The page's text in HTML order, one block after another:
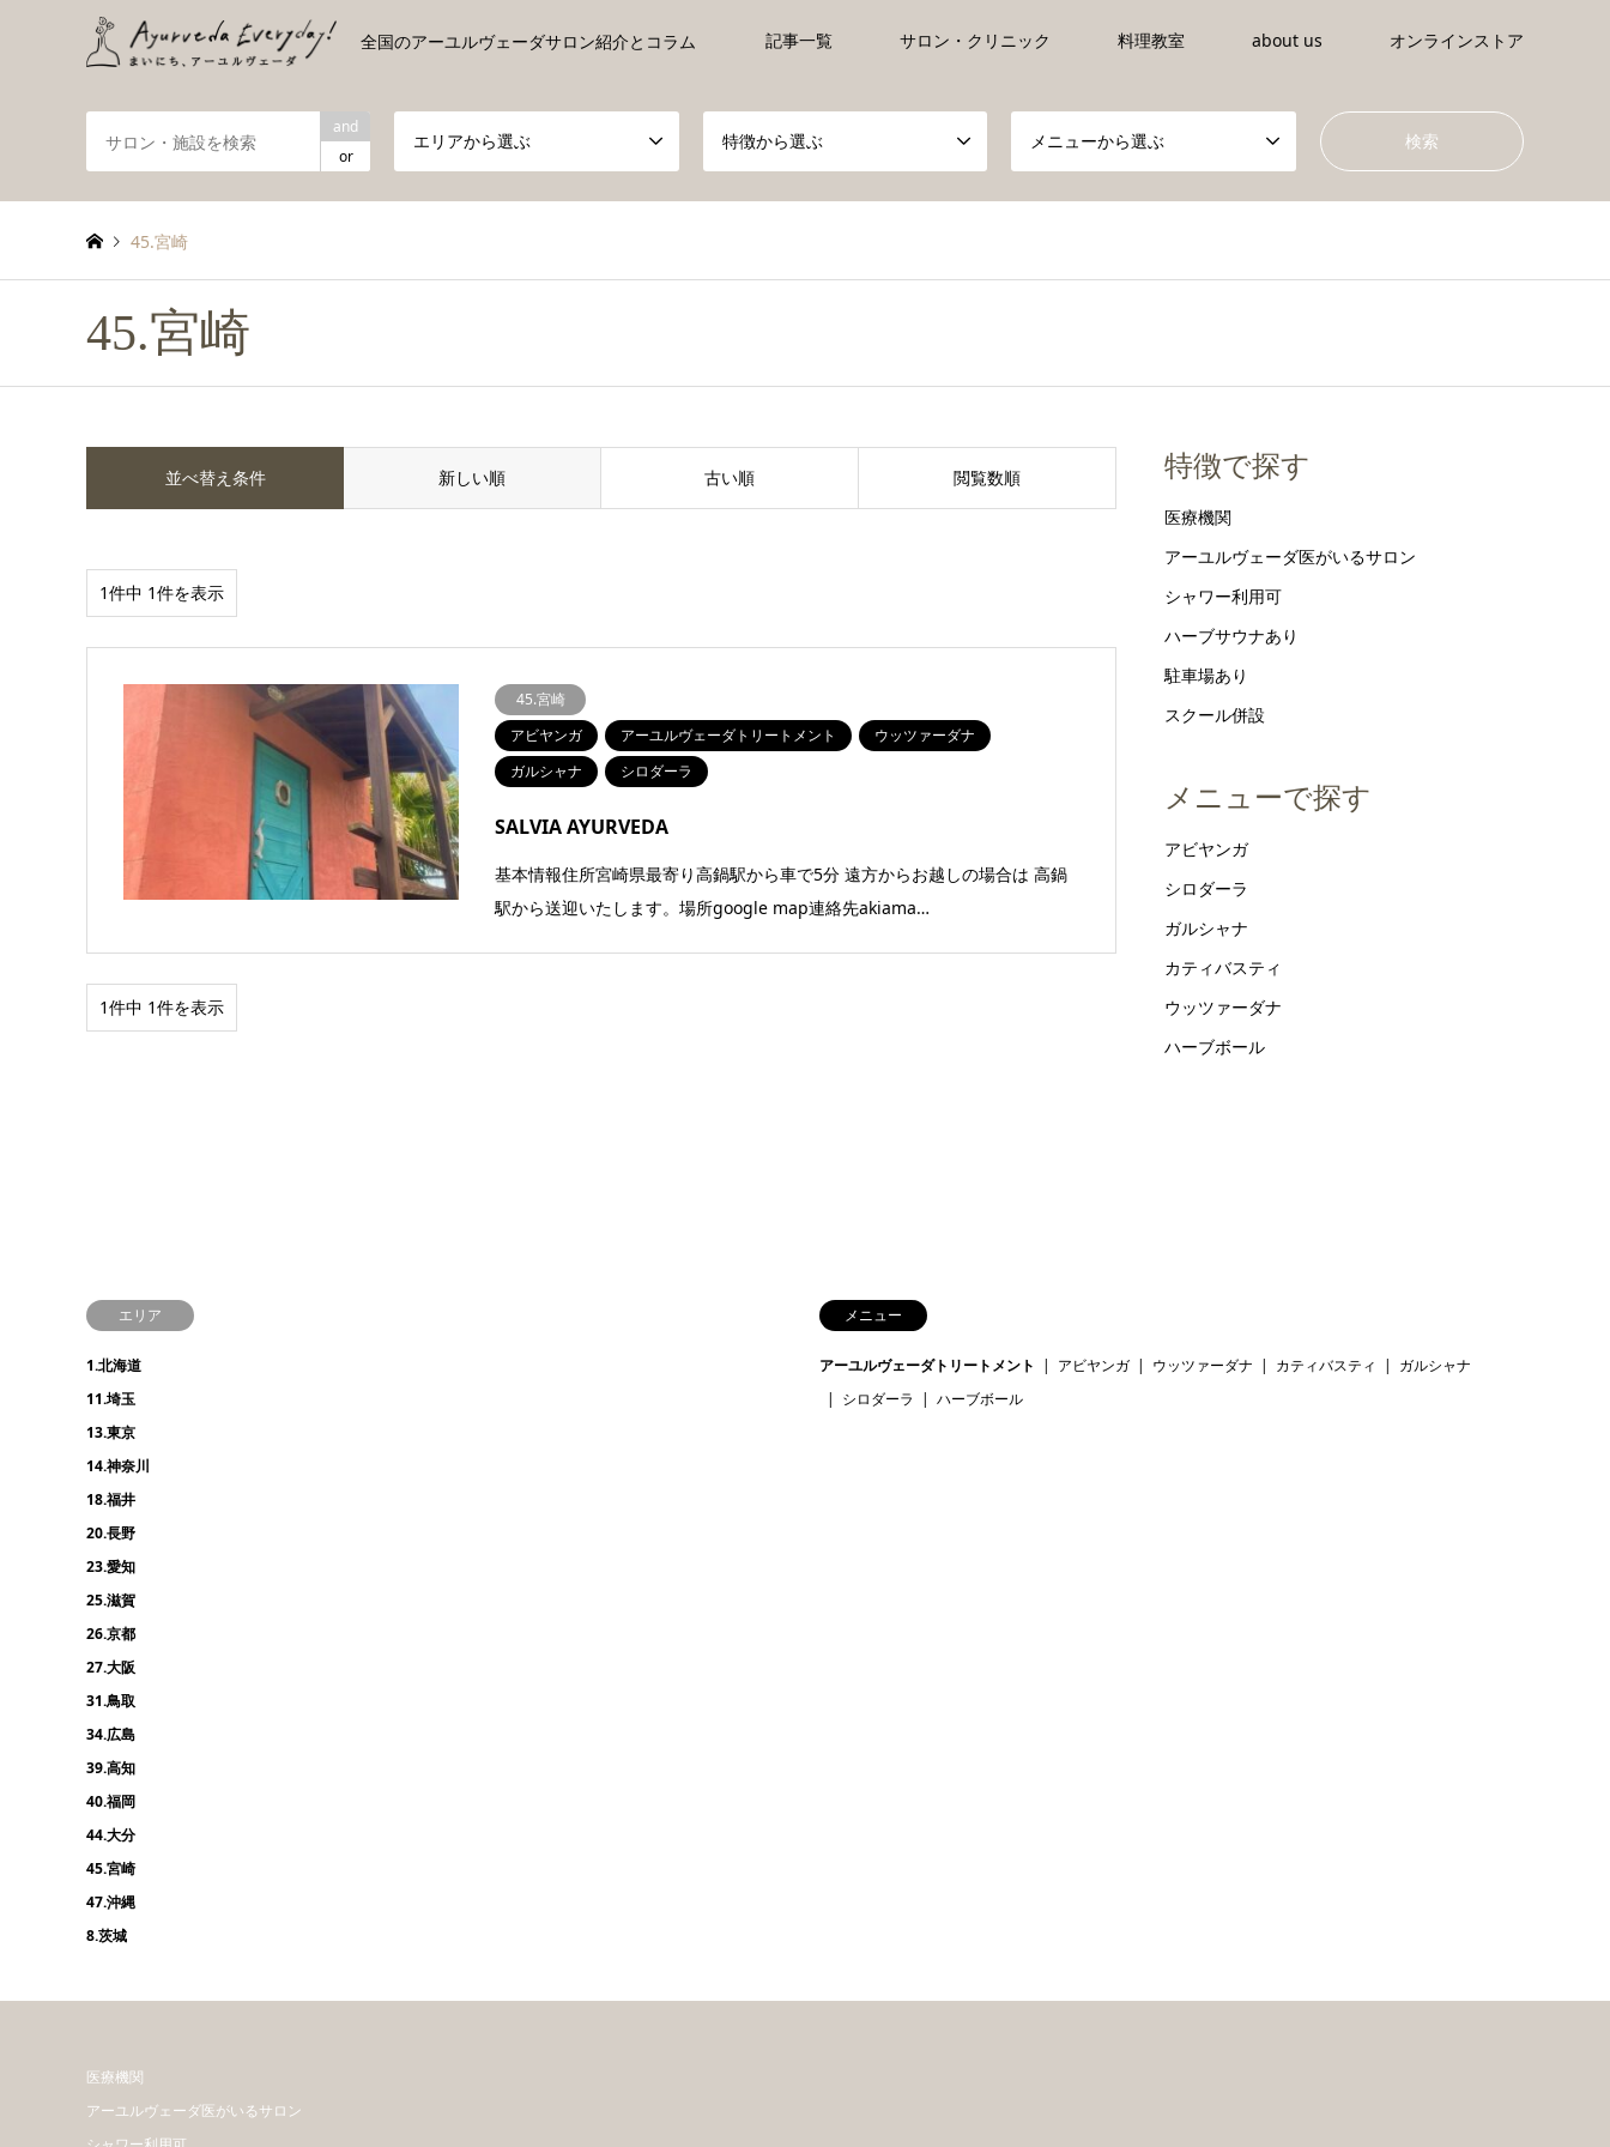
全国のアーユルヴェーダサロン紹介とコラム 記事一覧 サロン・クリニック 料理教室 about us オンラインストア
and
or
エリアから選ぶ 特徴から選ぶ メニューから選ぶ
45.宮崎
45.宮崎
並べ替え条件 新しい順 古い順 閲覧数順
1件中 1件を表示
45.宮崎
アビヤンガ
アーユルヴェーダトリートメント
ウッツァーダナ
ガルシャナ
シロダーラ
SALVIA AYURVEDA
基本情報住所宮崎県最寄り高鍋駅から車で5分 遠方からお越しの場合は 高鍋
駅から送迎いたします。場所google map連絡先akiama…
1件中 1件を表示
特徴で探す
医療機関
アーユルヴェーダ医がいるサロン
シャワー利用可
ハーブサウナあり
駐車場あり
スクール併設
メニューで探す
アビヤンガ
シロダーラ
ガルシャナ
カティバスティ
ウッツァーダナ
ハーブボール
エリア
1.北海道
11.埼玉
13.東京
14.神奈川
18.福井
20.長野
23.愛知
25.滋賀
26.京都
27.大阪
31.鳥取
34.広島
39.高知
40.福岡
44.大分
45.宮崎
47.沖縄
8.茨城
メニュー
アーユルヴェーダトリートメント アビヤンガ ウッツァーダナ カティバスティ
ガルシャナ
シロダーラ
ハーブボール
医療機関
アーユルヴェーダ医がいるサロン